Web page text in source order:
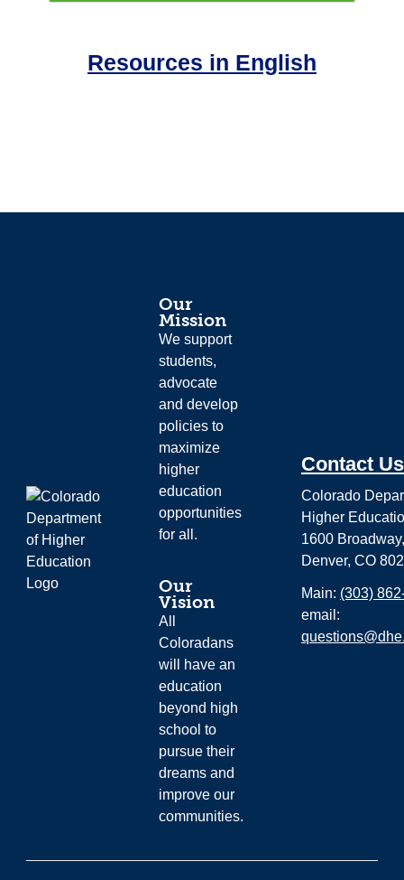
Resources in English
Our
Mission
We support
students,
advocate
and develop
policies to
maximize
higher
education
opportunities
for all.
Our
Vision
All
Coloradans
will have an
education
beyond high
school to
pursue their
dreams and
improve our
communities.
Contact Us
Colorado
Higher
1600
Denver, CO
Main: (303)
email: